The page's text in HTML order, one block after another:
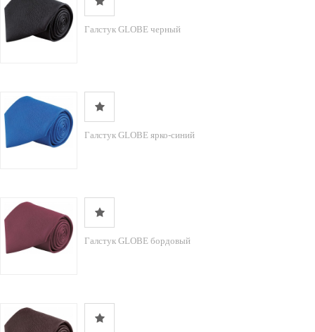
Галстук GLOBE черный
Галстук GLOBE ярко-синий
Галстук GLOBE бордовый